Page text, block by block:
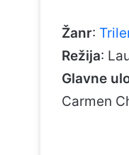
Žanr:
Režija:
Glavne
Carmen